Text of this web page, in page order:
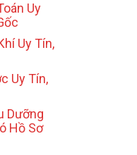
Uy
Uy Tín,
Uy Tín,
Dưỡng
Hồ Sơ